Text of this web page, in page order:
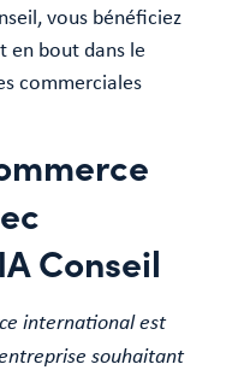
vous bénéficiez
en bout dans le
commerciales
Conseil
international est
souhaitant